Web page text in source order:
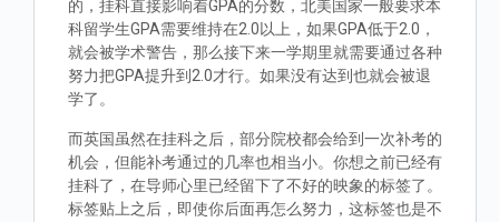
的，挂科直接影响着GPA的分数，北美国家一般要求本
科留学生GPA需要维持在2.0以上，如果GPA低于2.0，
就会被学术警告，那么接下来一学期里就需要通过各种
努力把GPA提升到2.0才行。如果没有达到也就会被退
学了。
而英国虽然在挂科之后，部分院校都会给到一次补考的
机会，但能补考通过的几率也相当小。你想之前已经有
挂科了，在导师心里已经留下了不好的映象的标签了。
标签贴上之后，即使你后面再怎么努力，这标签也是不